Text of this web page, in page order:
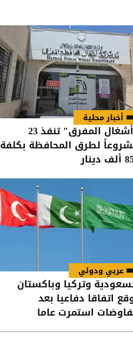
أخبار محلية
"أشغال المفرق" تنفذ 23
لطرق المحافظة بكلفة
عربي ودولي
وتركيا وباكستان
اتفاقا دفاعيا بعد
استمرت عاما